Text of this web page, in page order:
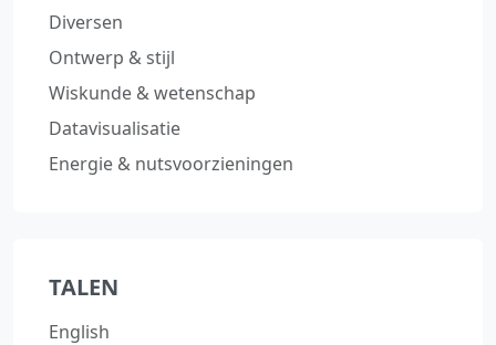
Diversen
Ontwerp & stijl
Wiskunde & wetenschap
Datavisualisatie
Energie & nutsvoorzieningen
TALEN
English